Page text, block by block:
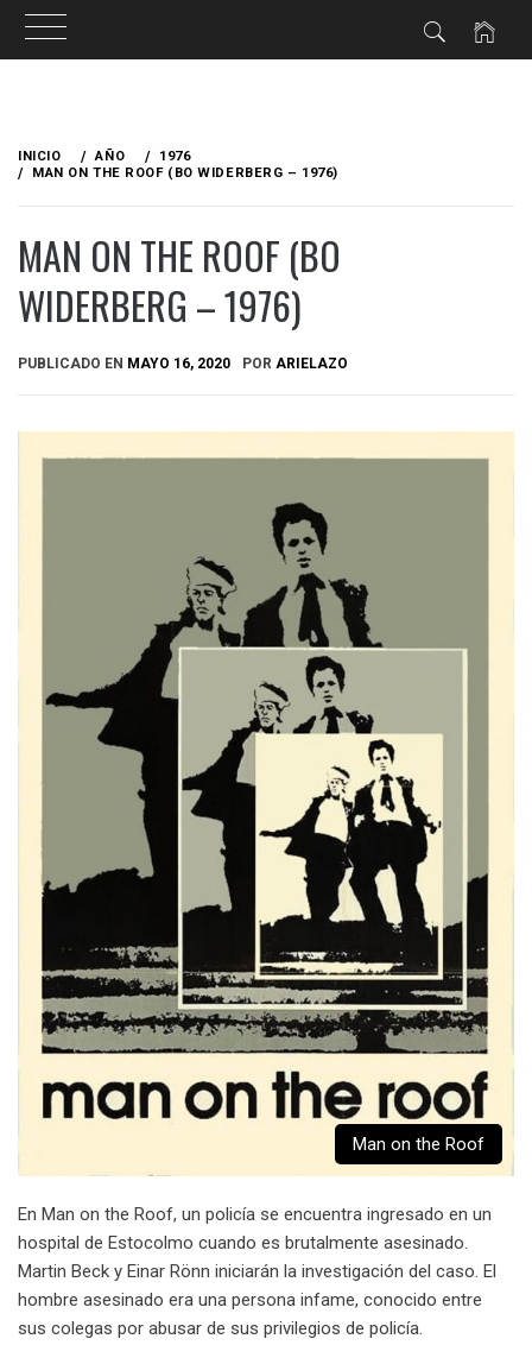
contenido
INICIO AÑO
1976
MAN ON THE ROOF (BO WIDERBERG – 1976)
MAN ON THE ROOF (BO
WIDERBERG – 1976)
PUBLICADO EN MAYO 16, 2020 POR ARIELAZO
Man on the Roof
En Man on the Roof, un policía se encuentra ingresado en un
hospital de Estocolmo cuando es brutalmente asesinado.
Martin Beck y Einar Rönn iniciarán la investigación del caso. El
hombre asesinado era una persona infame, conocido entre
sus colegas por abusar de sus privilegios de policía.